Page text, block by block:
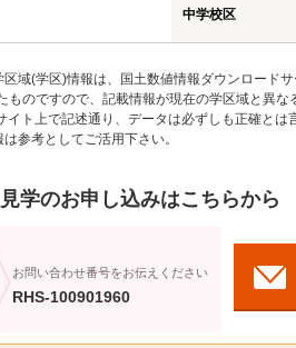
中学校区
域(学区)情報は、国土数値情報ダウンロード
のですので、記載情報が現在の学区域と異な
イト上で記述通り、データは必ずしも正確と
参考としてご活用下さい。
学のお申し込みはこちらから
お問い合わせ番号をお伝えください
RHS-100901960